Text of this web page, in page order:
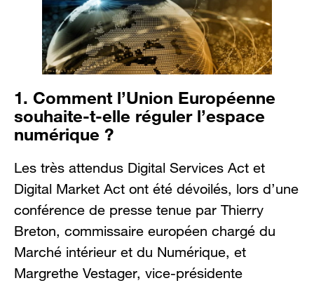
1. Comment l’Union Européenne
souhaite-t-elle réguler l’espace
numérique ?
Les très attendus Digital Services Act et
Digital Market Act ont été dévoilés, lors d’une
conférence de presse tenue par Thierry
Breton, commissaire européen chargé du
Marché intérieur et du Numérique, et
Margrethe Vestager, vice-présidente